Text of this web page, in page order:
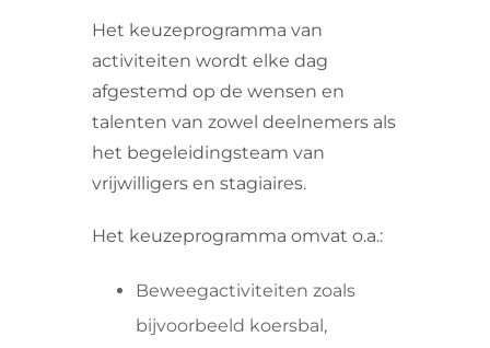
Het keuzeprogramma van
activiteiten wordt elke dag
afgestemd op de wensen en
talenten van zowel deelnemers als
het begeleidingsteam van
vrijwilligers en stagiaires.
Het keuzeprogramma omvat o.a.:
Beweegactiviteiten zoals
bijvoorbeeld koersbal,